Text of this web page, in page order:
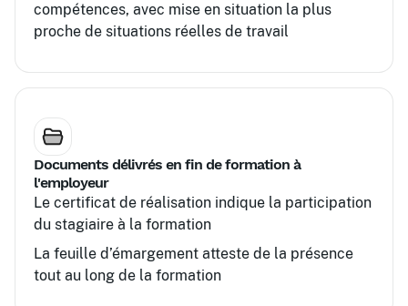
compétences, avec mise en situation la plus
proche de situations réelles de travail
Documents délivrés en fin de formation à
l'employeur
Le certificat de réalisation indique la participation
du stagiaire à la formation
La feuille d’émargement atteste de la présence
tout au long de la formation